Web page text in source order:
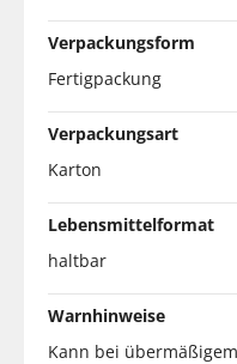
Verpackungsform
Fertigpackung
Verpackungsart
Karton
Lebensmittelformat
haltbar
Warnhinweise
Kann bei